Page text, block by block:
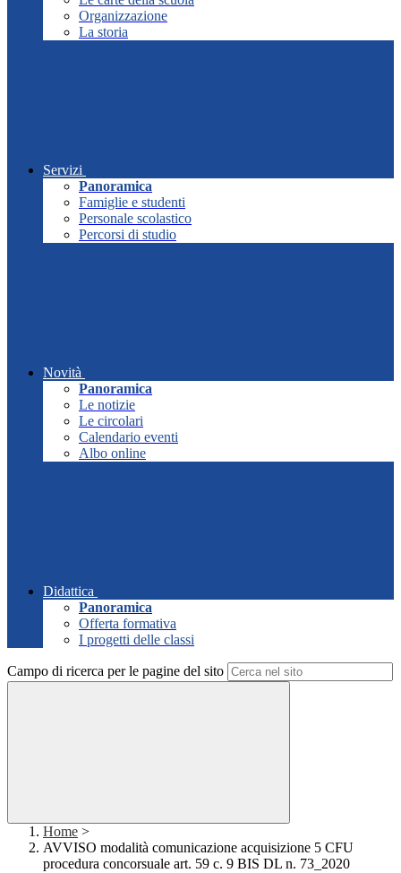
Organizzazione
La storia
Servizi
Panoramica
Famiglie e studenti
Personale scolastico
Percorsi di studio
Novità
Panoramica
Le notizie
Le circolari
Calendario eventi
Albo online
Didattica
Panoramica
Offerta formativa
I progetti delle classi
Campo di ricerca per le pagine del sito
Home >
AVVISO modalità comunicazione acquisizione 5 CFU
procedura concorsuale art. 59 c. 9 BIS DL n. 73_2020